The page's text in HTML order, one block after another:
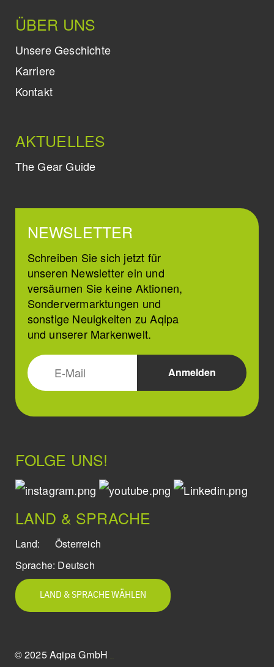
ÜBER UNS
Unsere Geschichte
Karriere
Kontakt
AKTUELLES
The Gear Guide
NEWSLETTER
Schreiben Sie sich jetzt für
unseren Newsletter ein und
versäumen Sie keine Aktionen,
Sondervermarktungen und
sonstige Neuigkeiten zu Aqipa
und unserer Markenwelt.
FOLGE UNS!
LAND & SPRACHE
Land:
Österreich
Sprache: Deutsch
LAND & SPRACHE WÄHLEN
© 2025 Aqipa GmbH